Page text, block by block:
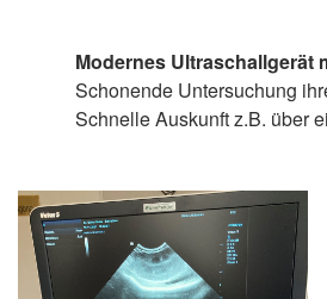
Modernes Ultraschallgerät
Schonende Untersuchung
Schnelle Auskunft z.B. über